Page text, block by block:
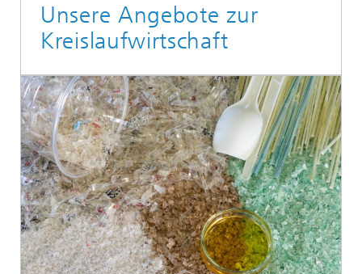
Unsere Angebote zur
Kreislaufwirtschaft